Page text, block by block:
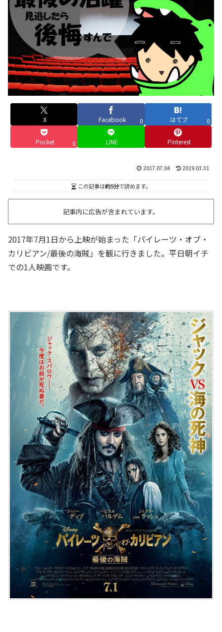
X Facebook 0 はてブ 0
Pocket 0 LINE Pinterest
2017.07.04 2019.03.31
この記事は約5分で読めます。
記事内に広告が含まれています。
2017年7月1日から上映が始まった「パイレーツ・オブ・
カリビアン/最後の海賊」を観に行きました。平日朝イチ
での1人映画です。